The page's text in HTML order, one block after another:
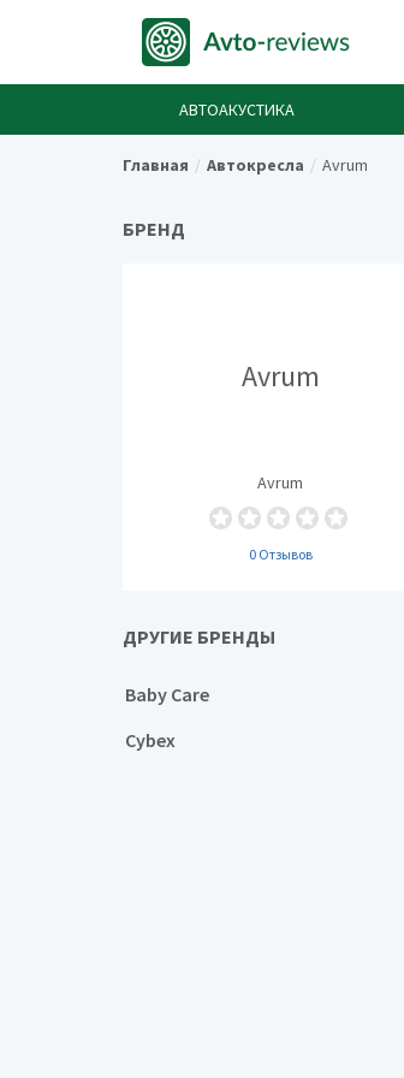
АВТОАКУСТИКА
Главная Автокресла Avrum
БРЕНД
Avrum
Avrum
0 Отзывов
ДРУГИЕ БРЕНДЫ
Baby Care
Cybex